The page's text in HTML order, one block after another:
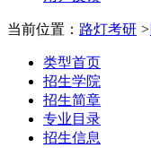
当前位置： 路灯考研 >
类型首页
招生学院
招生简章
专业目录
招生信息